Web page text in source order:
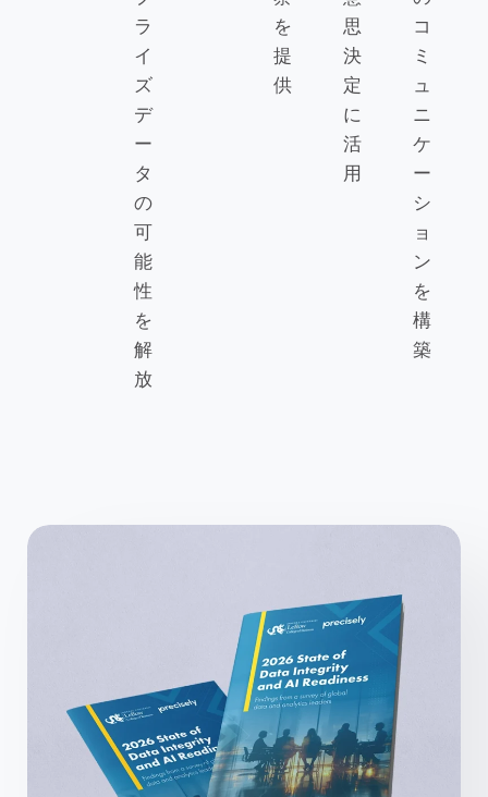
ラ
イ
ズ
デ
ー
タ
の
可
能
性
を
解
放
を
提
供
思
決
定
に
活
用
コ
ミ
ュ
ニ
ケ
ー
シ
ョ
ン
を
構
築